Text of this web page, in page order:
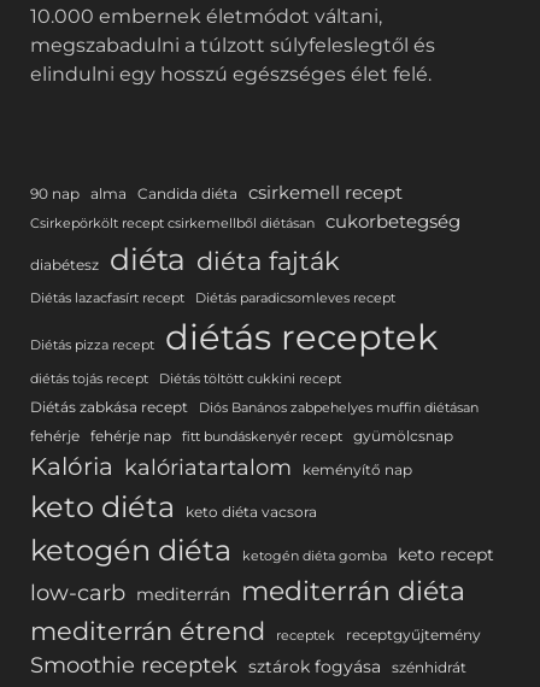
10.000 embernek életmódot váltani,
megszabadulni a túlzott súlyfeleslegtől és
elindulni egy hosszú egészséges élet felé.
90 nap alma Candida diéta csirkemell recept
Csirkepörkölt recept csirkemellből diétásan cukorbetegség
diabétesz diéta diéta fajták
Diétás lazacfasírt recept Diétás paradicsomleves recept
Diétás pizza recept diétás receptek
diétás tojás recept Diétás töltött cukkini recept
Diétás zabkása recept Diós Banános zabpehelyes muffin diétásan
fehérje fehérje nap fitt bundáskenyér recept gyümölcsnap
Kalória kalóriatartalom keményítő nap
keto diéta keto diéta vacsora
ketogén diéta ketogén diéta gomba keto recept
low-carb mediterrán mediterrán diéta
mediterrán étrend receptek receptgyűjtemény
Smoothie receptek sztárok fogyása
szénhidrát